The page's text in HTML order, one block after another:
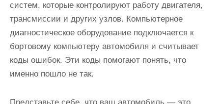
систем, которые контролируют работу двигателя,
трансмиссии и других узлов. Компьютерное
диагностическое оборудование подключается к
бортовому компьютеру автомобиля и считывает
коды ошибок. Эти коды помогают понять, что
именно пошло не так.